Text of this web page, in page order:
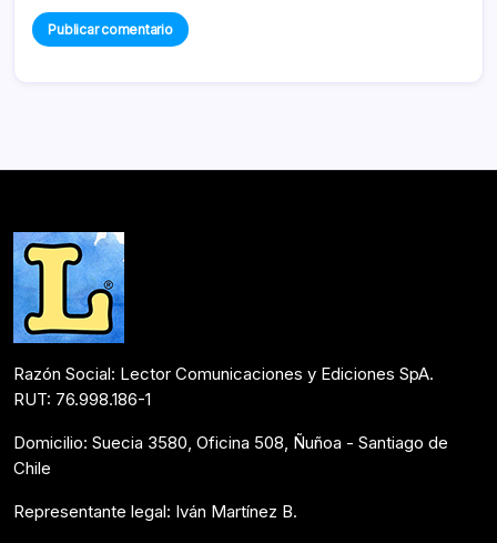
Razón Social: Lector Comunicaciones y Ediciones SpA.
RUT: 76.998.186-1
Domicilio: Suecia 3580, Oficina 508, Ñuñoa - Santiago de
Chile
Representante legal: Iván Martínez B.